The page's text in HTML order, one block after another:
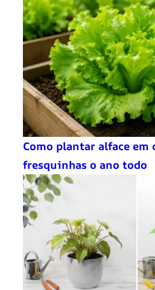
Como plantar alface em
fresquinhas o ano todo